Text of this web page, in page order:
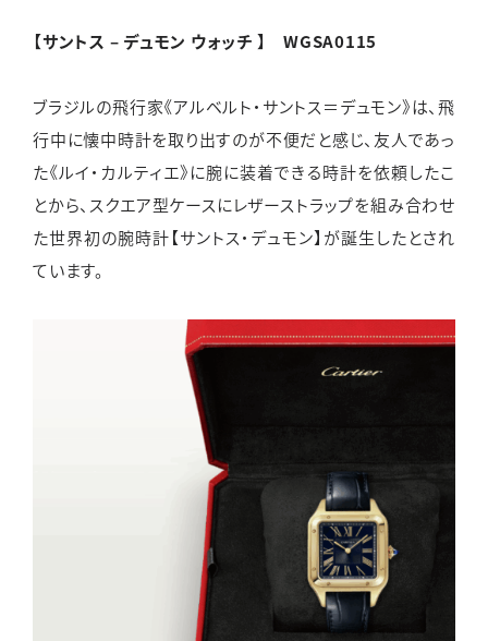
【サントス – デュモン ウォッチ 】 WGSA0115
ブラジルの飛行家《アルベルト・サントス＝デュモン》は、飛
行中に懐中時計を取り出すのが不便だと感じ、友人であっ
た《ルイ・カルティエ》に腕に装着できる時計を依頼したこ
とから、スクエア型ケースにレザーストラップを組み合わせ
た世界初の腕時計【サントス・デュモン】が誕生したとされ
ています。